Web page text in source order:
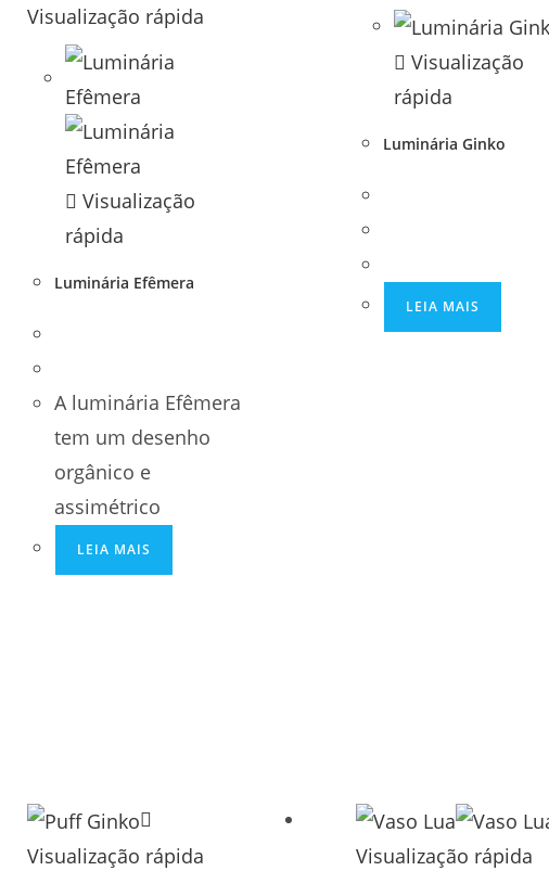
Visualização rápida
Visualização
rápida
Luminária Efêmera
A luminária Efêmera
tem um desenho
orgânico e
assimétrico
LEIA MAIS
Visualização
rápida
Luminária Ginko
LEIA MAIS
Visualização rápida Visualização rápida